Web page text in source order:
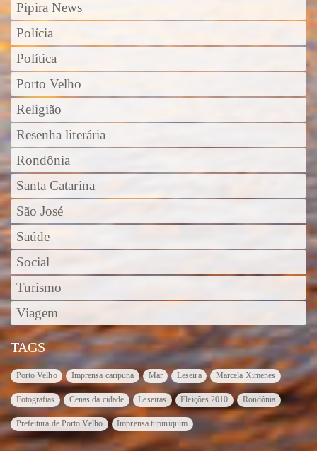
Pipira News
Polícia
Política
Porto Velho
Religião
Resenha literária
Rondônia
Santa Catarina
São José
Saúde
Social
Turismo
Viagem
TAGS
Porto Velho Imprensa caripuna Mar Leseira Marcela Ximenes
Fotografias Cenas da cidade Leseiras Eleições 2010 Rondônia
Prefeitura de Porto Velho Imprensa tupiniquim